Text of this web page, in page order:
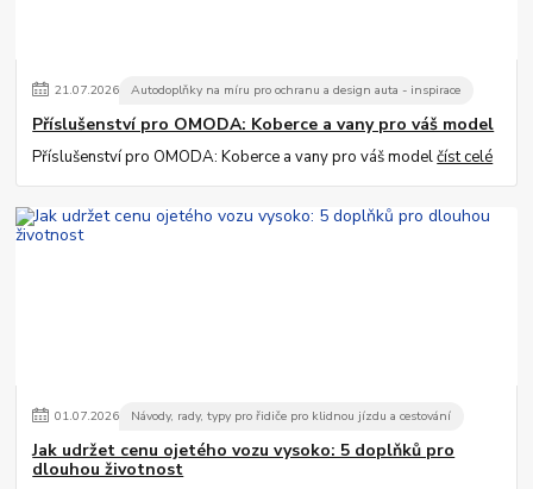
21.07.2026 Autodoplňky na míru pro ochranu a design auta - inspirace
Příslušenství pro OMODA: Koberce a vany pro váš model
Příslušenství pro OMODA: Koberce a vany pro váš modelčíst celé
01.07.2026 Návody, rady, typy pro řidiče pro klidnou jízdu a cestování
Jak udržet cenu ojetého vozu vysoko: 5 doplňků pro
dlouhou životnost